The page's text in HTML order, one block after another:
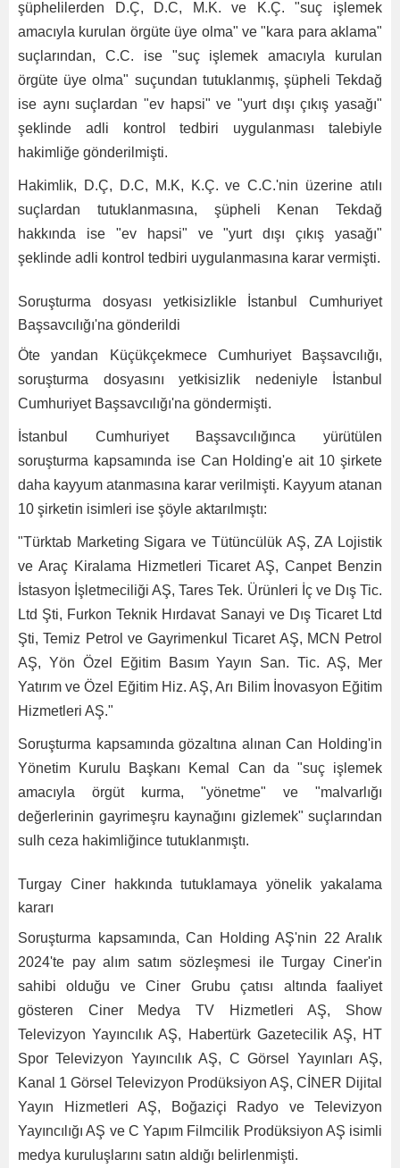
şüphelilerden D.Ç, D.C, M.K. ve K.Ç. "suç işlemek
amacıyla kurulan örgüte üye olma" ve "kara para aklama"
suçlarından, C.C. ise "suç işlemek amacıyla kurulan
örgüte üye olma" suçundan tutuklanmış, şüpheli Tekdağ
ise aynı suçlardan "ev hapsi" ve "yurt dışı çıkış yasağı"
şeklinde adli kontrol tedbiri uygulanması talebiyle
hakimliğe gönderilmişti.
Hakimlik, D.Ç, D.C, M.K, K.Ç. ve C.C.'nin üzerine atılı
suçlardan tutuklanmasına, şüpheli Kenan Tekdağ
hakkında ise "ev hapsi" ve "yurt dışı çıkış yasağı"
şeklinde adli kontrol tedbiri uygulanmasına karar vermişti.
Soruşturma dosyası yetkisizlikle İstanbul Cumhuriyet
Başsavcılığı'na gönderildi
Öte yandan Küçükçekmece Cumhuriyet Başsavcılığı,
soruşturma dosyasını yetkisizlik nedeniyle İstanbul
Cumhuriyet Başsavcılığı'na göndermişti.
İstanbul Cumhuriyet Başsavcılığınca yürütülen
soruşturma kapsamında ise Can Holding'e ait 10 şirkete
daha kayyum atanmasına karar verilmişti. Kayyum atanan
10 şirketin isimleri ise şöyle aktarılmıştı:
"Türktab Marketing Sigara ve Tütüncülük AŞ, ZA Lojistik
ve Araç Kiralama Hizmetleri Ticaret AŞ, Canpet Benzin
İstasyon İşletmeciliği AŞ, Tares Tek. Ürünleri İç ve Dış Tic.
Ltd Şti, Furkon Teknik Hırdavat Sanayi ve Dış Ticaret Ltd
Şti, Temiz Petrol ve Gayrimenkul Ticaret AŞ, MCN Petrol
AŞ, Yön Özel Eğitim Basım Yayın San. Tic. AŞ, Mer
Yatırım ve Özel Eğitim Hiz. AŞ, Arı Bilim İnovasyon Eğitim
Hizmetleri AŞ."
Soruşturma kapsamında gözaltına alınan Can Holding'in
Yönetim Kurulu Başkanı Kemal Can da "suç işlemek
amacıyla örgüt kurma, "yönetme" ve "malvarlığı
değerlerinin gayrimeşru kaynağını gizlemek" suçlarından
sulh ceza hakimliğince tutuklanmıştı.
Turgay Ciner hakkında tutuklamaya yönelik yakalama
kararı
Soruşturma kapsamında, Can Holding AŞ'nin 22 Aralık
2024'te pay alım satım sözleşmesi ile Turgay Ciner'in
sahibi olduğu ve Ciner Grubu çatısı altında faaliyet
gösteren Ciner Medya TV Hizmetleri AŞ, Show
Televizyon Yayıncılık AŞ, Habertürk Gazetecilik AŞ, HT
Spor Televizyon Yayıncılık AŞ, C Görsel Yayınları AŞ,
Kanal 1 Görsel Televizyon Prodüksiyon AŞ, CİNER Dijital
Yayın Hizmetleri AŞ, Boğaziçi Radyo ve Televizyon
Yayıncılığı AŞ ve C Yapım Filmcilik Prodüksiyon AŞ isimli
medya kuruluşlarını satın aldığı belirlenmişti.